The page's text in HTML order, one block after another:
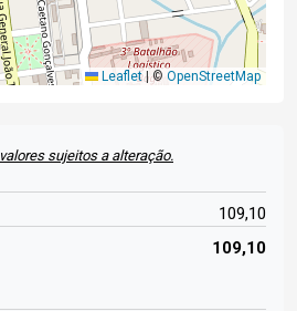
Leaflet |© OpenStreetMap
valores sujeitos a alteração.
109,10
109,10